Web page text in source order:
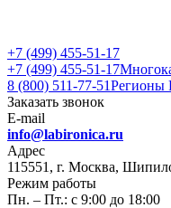
+7 (499) 455-51-17
+7 (499) 455-51-17
8 (800) 511-77-51Регионы
Заказать звонок
E-mail
info@labironica.ru
Адрес
115551, г. Москва,
Режим работы
Пн. – Пт.: с 9:00 до 18:00